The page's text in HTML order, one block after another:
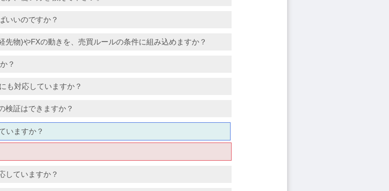
いいのですか？
先物)やFXの動きを、売買ルールの条件に組み込めますか？
？
も対応していますか？
検証はできますか？
いますか？
していますか？